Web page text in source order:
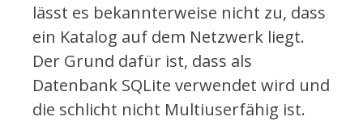
lässt es bekannterweise nicht zu, dass
ein Katalog auf dem Netzwerk liegt.
Der Grund dafür ist, dass als
Datenbank SQLite verwendet wird und
die schlicht nicht Multiuserfähig ist.